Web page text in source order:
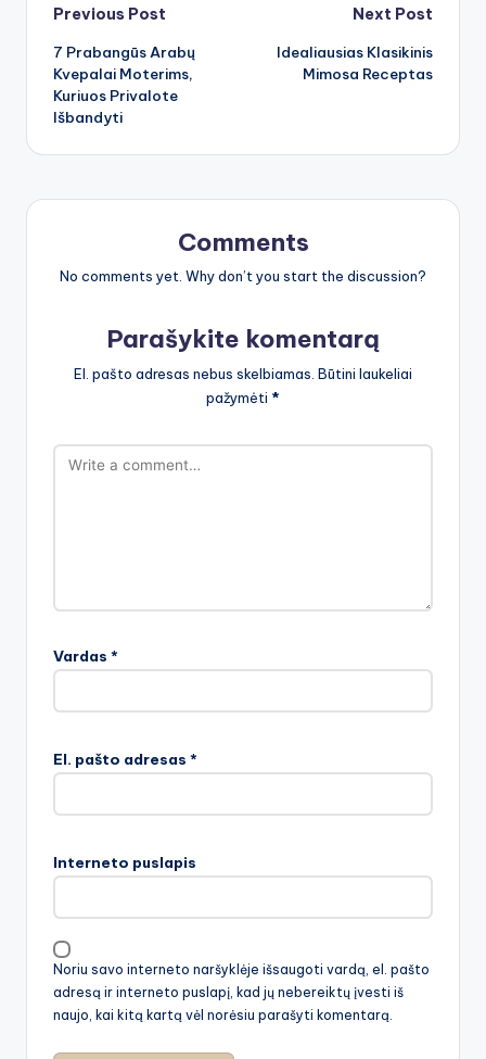
Post
navigation
Previous Post
7 Prabangūs Arabų
Kvepalai Moterims,
Kuriuos Privalote
Išbandyti
Next Post
Idealiausias Klasikinis
Mimosa Receptas
Comments
No comments yet. Why don’t you start the discussion?
Parašykite komentarą
El. pašto adresas nebus skelbiamas. Būtini laukeliai
pažymėti *
Vardas *
El. pašto adresas *
Interneto puslapis
Noriu savo interneto naršyklėje išsaugoti vardą, el. pašto
adresą ir interneto puslapį, kad jų nebereiktų įvesti iš
naujo, kai kitą kartą vėl norėsiu parašyti komentarą.